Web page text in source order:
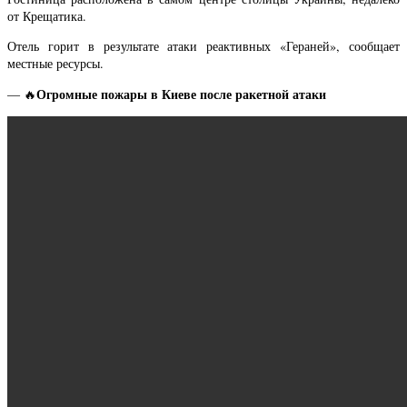
от Крещатика.
Отель горит в результате атаки реактивных «Гераней», сообщает
местные ресурсы.
— 🔥Огромные пожары в Киеве после ракетной атаки